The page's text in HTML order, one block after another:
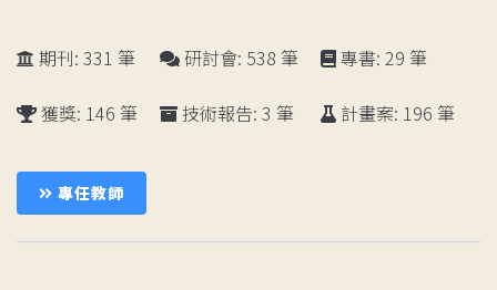
期刊: 331 筆
獲獎: 146 筆
研討會: 538 筆
技術報告: 3 筆
專書: 29 筆
計畫案: 196 筆
成
員
專任教師